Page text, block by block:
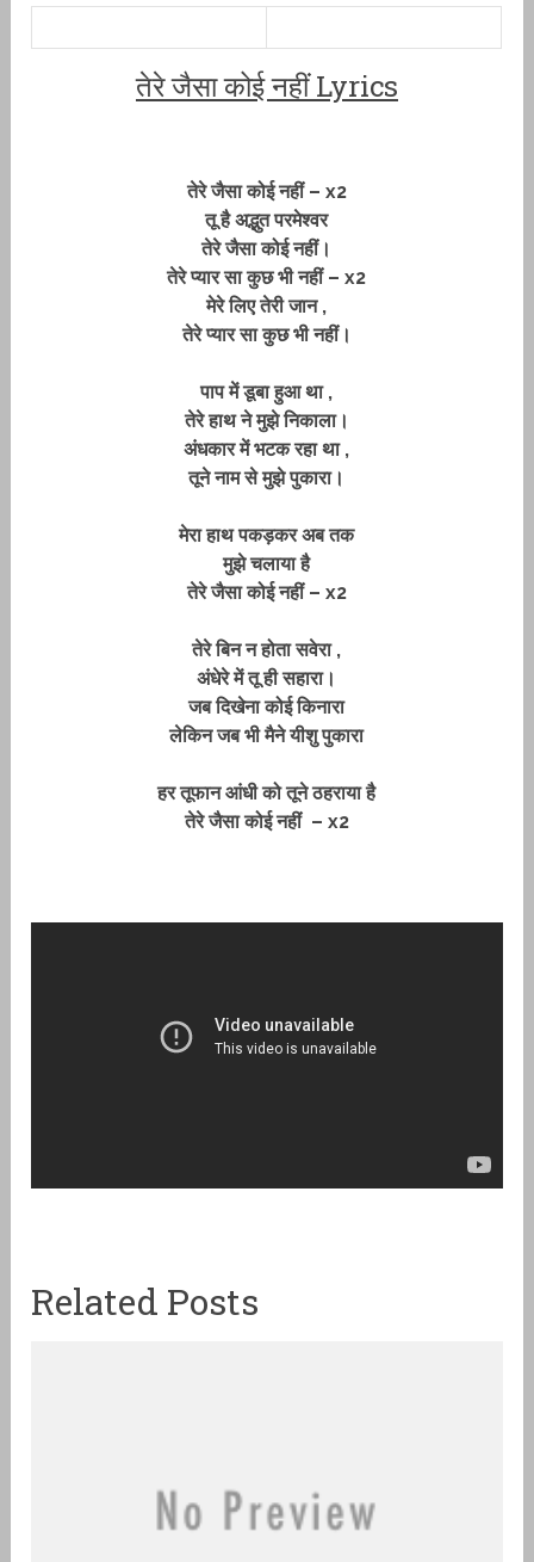
तेरे जैसा कोई नहीं Lyrics
तेरे जैसा कोई नहीं – x2
तू है अद्भुत परमेश्वर
तेरे जैसा कोई नहीं।
तेरे प्यार सा कुछ भी नहीं – x2
मेरे लिए तेरी जान ,
तेरे प्यार सा कुछ भी नहीं।
पाप में डूबा हुआ था ,
तेरे हाथ ने मुझे निकाला।
अंधकार में भटक रहा था ,
तूने नाम से मुझे पुकारा।
मेरा हाथ पकड़कर अब तक
मुझे चलाया है
तेरे जैसा कोई नहीं – x2
तेरे बिन न होता सवेरा ,
अंधेरे में तू ही सहारा।
जब दिखेना कोई किनारा
लेकिन जब भी मैने यीशु पुकारा
हर तूफान आंधी को तूने ठहराया है
तेरे जैसा कोई नहीं – x2
Related Posts